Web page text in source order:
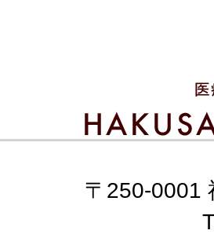
〒250-0001